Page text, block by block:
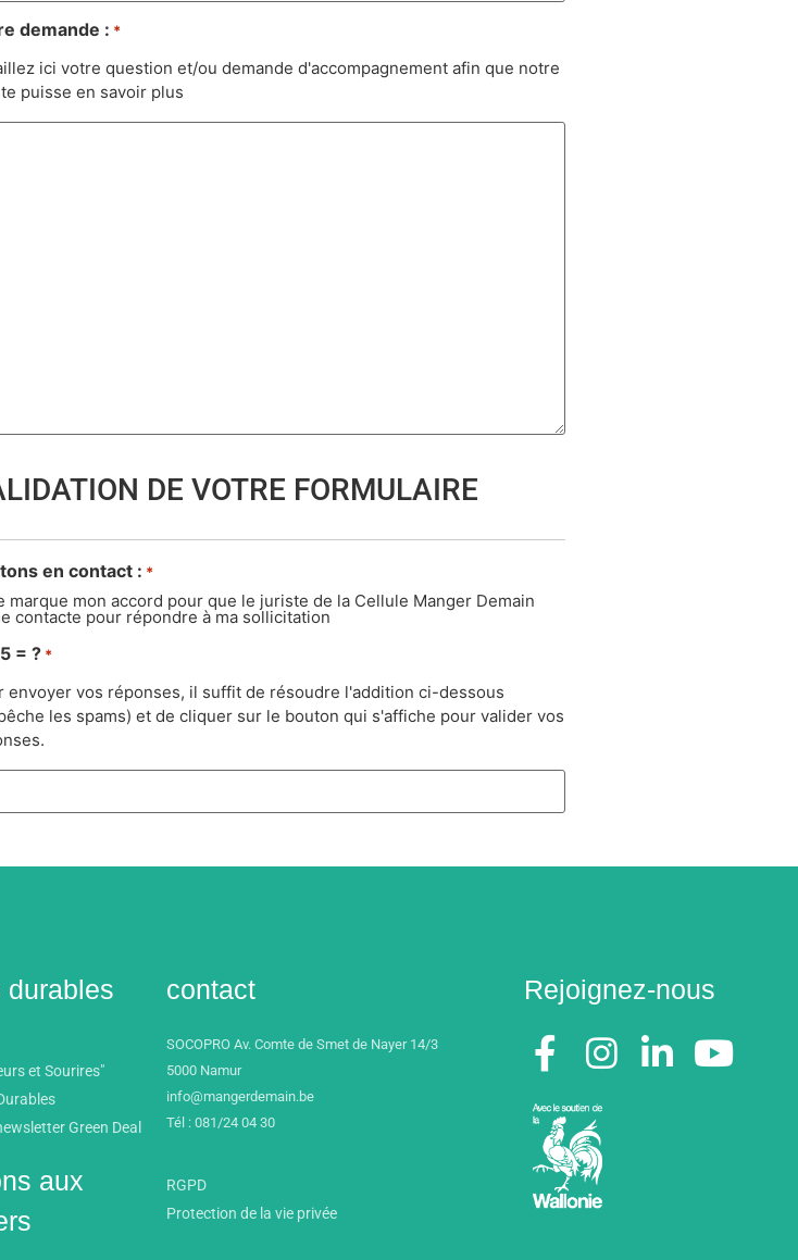
demande : *
ici votre question et/ou demande d'accompagnement afin que notre
puisse en savoir plus
DE VOTRE FORMULAIRE
en contact : *
marque mon accord pour que le juriste de la Cellule Manger Demain
contacte pour répondre à ma sollicitation
= ? *
envoyer vos réponses, il suffit de résoudre l'addition ci-dessous
les spams) et de cliquer sur le bouton qui s'affiche pour valider vos
durables
et Sourires"
Green Deal
aux
contact
SOCOPRO Av. Comte de Smet de Nayer 14/3
5000 Namur
info@mangerdemain.be
Tél : 081/24 04 30
RGPD
Protection de la vie privée
Rejoignez-nous